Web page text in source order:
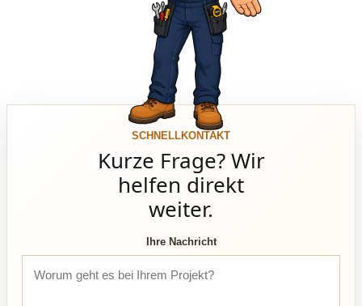
SCHNELLKONTAKT
Kurze Frage? Wir
helfen direkt
weiter.
Ihre Nachricht